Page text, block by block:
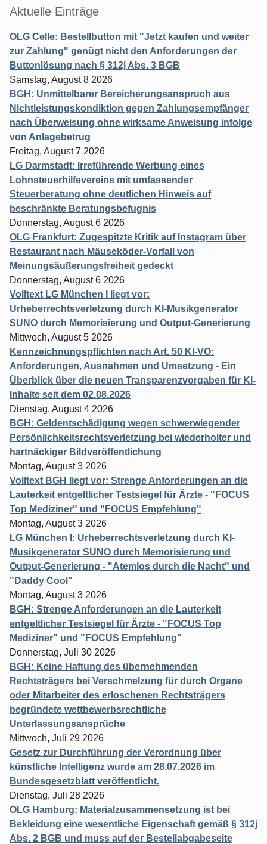
Aktuelle Einträge
OLG Celle: Bestellbutton mit "Jetzt kaufen und weiter
zur Zahlung" genügt nicht den Anforderungen der
Buttonlösung nach § 312j Abs. 3 BGB
Samstag, August 8 2026
BGH: Unmittelbarer Bereicherungsanspruch aus
Nichtleistungskondiktion gegen Zahlungsempfänger
nach Überweisung ohne wirksame Anweisung infolge
von Anlagebetrug
Freitag, August 7 2026
LG Darmstadt: Irreführende Werbung eines
Lohnsteuerhilfevereins mit umfassender
Steuerberatung ohne deutlichen Hinweis auf
beschränkte Beratungsbefugnis
Donnerstag, August 6 2026
OLG Frankfurt: Zugespitzte Kritik auf Instagram über
Restaurant nach Mäuseköder-Vorfall von
Meinungsäußerungsfreiheit gedeckt
Donnerstag, August 6 2026
Volltext LG München I liegt vor:
Urheberrechtsverletzung durch KI-Musikgenerator
SUNO durch Memorisierung und Output-Generierung
Mittwoch, August 5 2026
Kennzeichnungspflichten nach Art. 50 KI-VO:
Anforderungen, Ausnahmen und Umsetzung - Ein
Überblick über die neuen Transparenzvorgaben für KI-
Inhalte seit dem 02.08.2026
Dienstag, August 4 2026
BGH: Geldentschädigung wegen schwerwiegender
Persönlichkeitsrechtsverletzung bei wiederholter und
hartnäckiger Bildveröffentlichung
Montag, August 3 2026
Volltext BGH liegt vor: Strenge Anforderungen an die
Lauterkeit entgeltlicher Testsiegel für Ärzte - "FOCUS
Top Mediziner" und "FOCUS Empfehlung"
Montag, August 3 2026
LG München I: Urheberrechtsverletzung durch KI-
Musikgenerator SUNO durch Memorisierung und
Output-Generierung - "Atemlos durch die Nacht" und
"Daddy Cool"
Montag, August 3 2026
BGH: Strenge Anforderungen an die Lauterkeit
entgeltlicher Testsiegel für Ärzte - "FOCUS Top
Mediziner" und "FOCUS Empfehlung"
Donnerstag, Juli 30 2026
BGH: Keine Haftung des übernehmenden
Rechtsträgers bei Verschmelzung für durch Organe
oder Mitarbeiter des erloschenen Rechtsträgers
begründete wettbewerbsrechtliche
Unterlassungsansprüche
Mittwoch, Juli 29 2026
Gesetz zur Durchführung der Verordnung über
künstliche Intelligenz wurde am 28.07.2026 im
Bundesgesetzblatt veröffentlicht.
Dienstag, Juli 28 2026
OLG Hamburg: Materialzusammensetzung ist bei
Bekleidung eine wesentliche Eigenschaft gemäß § 312j
Abs. 2 BGB und muss auf der Bestellabgabeseite